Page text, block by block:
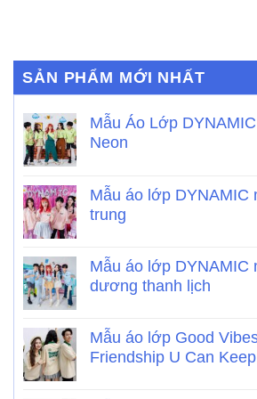
SẢN PHẨM MỚI NHẤT
Mẫu Áo Lớp
Neon
Mẫu áo lớp DYNAMIC
trung
Mẫu áo lớp DYNAMIC
dương thanh lịch
Mẫu áo lớp Good
Friendship U Can Keep